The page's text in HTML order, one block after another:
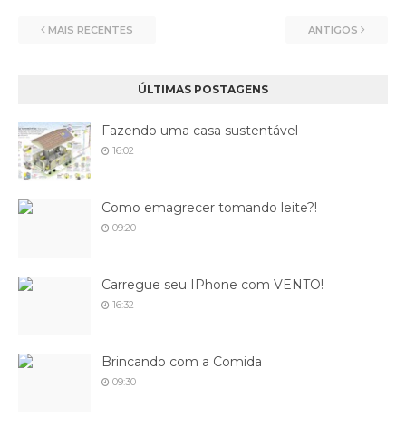
MAIS RECENTES ANTIGOS
ÚLTIMAS POSTAGENS
Fazendo uma casa sustentável
16:02
Como emagrecer tomando leite?!
09:20
Carregue seu IPhone com VENTO!
16:32
Brincando com a Comida
09:30